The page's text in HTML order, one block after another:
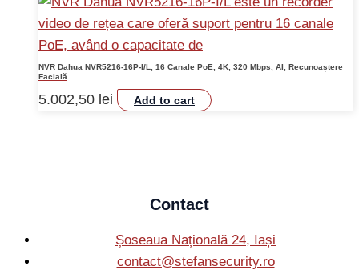
NVR Dahua NVR5216-16P-I/L, 16 Canale PoE, 4K, 320 Mbps, AI, Recunoaștere
Facială
5.002,50 lei Add to cart
Contact
Șoseaua Națională 24, Iași
contact@stefansecurity.ro